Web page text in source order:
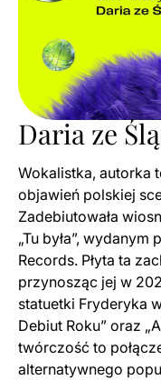
Daria ze
Wokalistka, autorka
objawień polskiej
Zadebiutowała
„Tu była”,
Records. Płyta ta
przynosząc jej w
statuetki Fryderyka
Debiut Roku” oraz
twórczość to
alternatywnego